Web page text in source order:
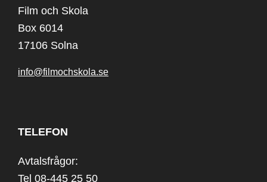
Film och Skola
Box 6014
17106 Solna
info@filmochskola.se
TELEFON
Avtalsfrågor:
Tel 08-445 25 50